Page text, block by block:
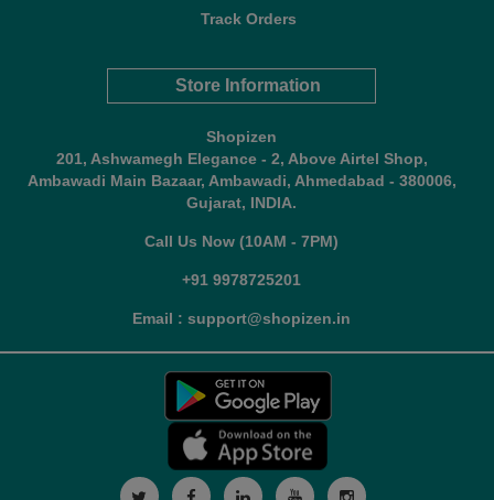
Track Orders
Store Information
Shopizen
201, Ashwamegh Elegance - 2, Above Airtel Shop,
Ambawadi Main Bazaar, Ambawadi, Ahmedabad - 380006,
Gujarat, INDIA.
Call Us Now (10AM - 7PM)
+91 9978725201
Email : support@shopizen.in